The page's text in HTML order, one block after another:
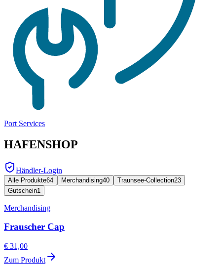
Port Services
HAFENSHOP
Händler-Login
Alle Produkte64 Merchandising40 Traunsee-Collection23
Gutschein1
Merchandising
Frauscher Cap
€ 31,00
Zum Produkt